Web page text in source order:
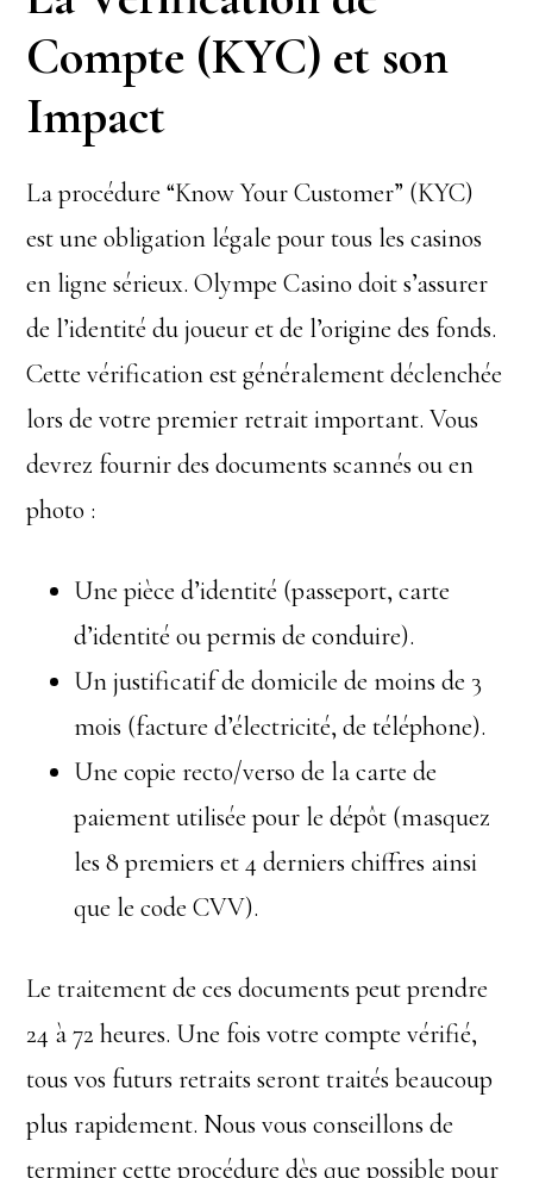
Compte (KYC) et son
Impact
La procédure “Know Your Customer” (KYC)
est une obligation légale pour tous les casinos
en ligne sérieux. Olympe Casino doit s’assurer
de l’identité du joueur et de l’origine des fonds.
Cette vérification est généralement déclenchée
lors de votre premier retrait important. Vous
devrez fournir des documents scannés ou en
photo :
Une pièce d’identité (passeport, carte
d’identité ou permis de conduire).
Un justificatif de domicile de moins de 3
mois (facture d’électricité, de téléphone).
Une copie recto/verso de la carte de
paiement utilisée pour le dépôt (masquez
les 8 premiers et 4 derniers chiffres ainsi
que le code CVV).
Le traitement de ces documents peut prendre
24 à 72 heures. Une fois votre compte vérifié,
tous vos futurs retraits seront traités beaucoup
plus rapidement. Nous vous conseillons de
terminer cette procédure dès que possible pour